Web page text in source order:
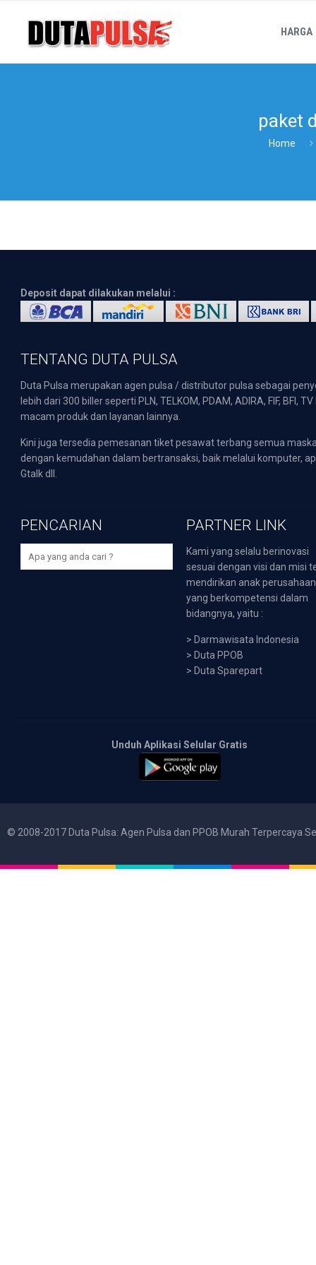
HARGA
paket
Home
Deposit dapat dilakukan melalui :
TENTANG DUTA PULSA
Duta Pulsa merupakan agen pulsa / distributor pulsa sebagai
lebih dari 300 biller seperti PLN, TELKOM, PDAM, ADIRA, FIF,
macam produk dan layanan lainnya.
Kini juga tersedia pemesanan tiket pesawat terbang semua
dengan kemudahan dalam bertransaksi, baik melalui komputer,
Gtalk dll.
PENCARIAN PARTNER LINK
Kami yang selalu berinovasi
sesuai dengan visi dan misi
mendirikan anak perusahaan
yang berkompetensi dalam
bidangnya, yaitu :
> Darmawisata Indonesia
> Duta PPOB
> Duta Sparepart
Unduh Aplikasi Selular Gratis
© 2008-2017 Duta Pulsa: Agen Pulsa dan PPOB Murah Terpercaya